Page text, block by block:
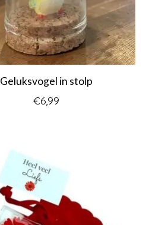
Geluksvogel in stolp
€6,99